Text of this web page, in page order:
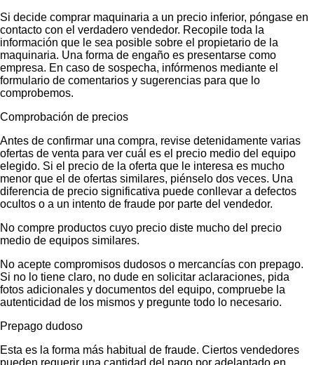
Si decide comprar maquinaria a un precio inferior, póngase en
contacto con el verdadero vendedor. Recopile toda la
información que le sea posible sobre el propietario de la
maquinaria. Una forma de engaño es presentarse como
empresa. En caso de sospecha, infórmenos mediante el
formulario de comentarios y sugerencias para que lo
comprobemos.
Comprobación de precios
Antes de confirmar una compra, revise detenidamente varias
ofertas de venta para ver cuál es el precio medio del equipo
elegido. Si el precio de la oferta que le interesa es mucho
menor que el de ofertas similares, piénselo dos veces. Una
diferencia de precio significativa puede conllevar a defectos
ocultos o a un intento de fraude por parte del vendedor.
No compre productos cuyo precio diste mucho del precio
medio de equipos similares.
No acepte compromisos dudosos o mercancías con prepago.
Si no lo tiene claro, no dude en solicitar aclaraciones, pida
fotos adicionales y documentos del equipo, compruebe la
autenticidad de los mismos y pregunte todo lo necesario.
Prepago dudoso
Esta es la forma más habitual de fraude. Ciertos vendedores
pueden requerir una cantidad del pago por adelantado en